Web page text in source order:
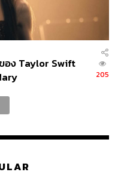
อง Taylor Swift
205